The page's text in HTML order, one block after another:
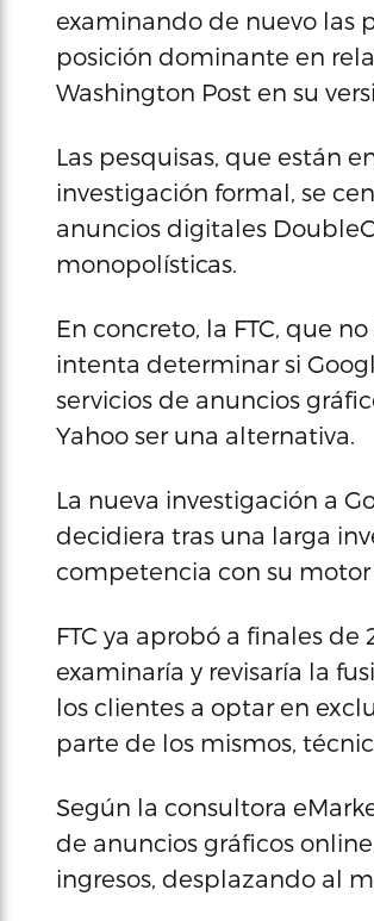
examinando de nuevo las
posición dominante en
Washington Post en su
Las pesquisas, que están
investigación formal, se
anuncios digitales
monopolísticas.
En concreto, la FTC, que
intenta determinar si
servicios de anuncios
Yahoo ser una alternativa.
La nueva investigación a
decidiera tras una larga
competencia con su
FTC ya aprobó a finales
examinaría y revisaría la
los clientes a optar en
parte de los mismos,
Según la consultora
de anuncios gráficos
ingresos, desplazando al